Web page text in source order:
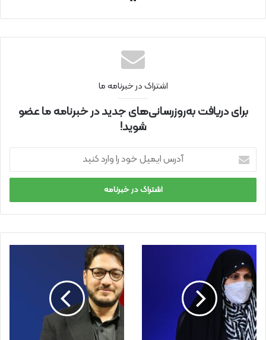
نتی
اشتراک در خبرنامه ما
برای دریافت به‌روزرسانی‌های جدید در خبرنامه ما عضو
شوید!
ر
ا
ی
ل
خ
و
د
ر
ا
و